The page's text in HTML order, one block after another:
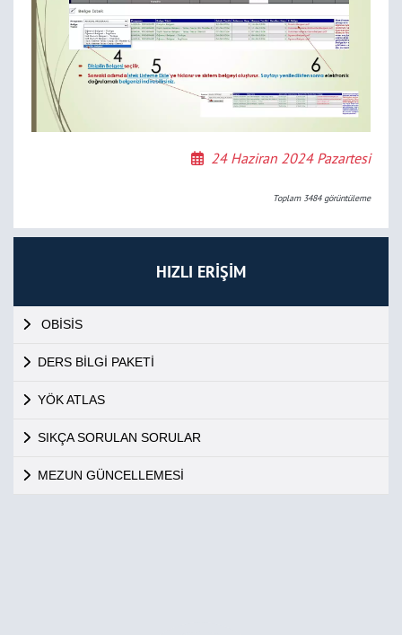
HIZLI ERİŞİM
OBİSİS
DERS BİLGİ PAKETİ
YÖK ATLAS
SIKÇA SORULAN SORULAR
MEZUN GÜNCELLEMESİ
24 Haziran 2024 Pazartesi
Toplam 3484görüntüleme